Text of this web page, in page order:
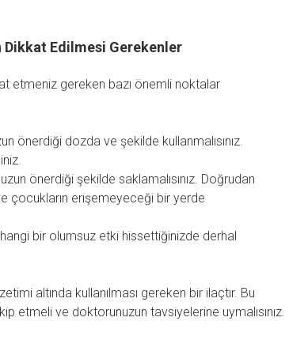
Dikkat Edilmesi Gerekenler
etmeniz gereken bazı önemli noktalar
önerdiği dozda ve şekilde kullanmalısınız.
önerdiği şekilde saklamalısınız. Doğrudan
çocukların erişemeyeceği bir yerde
bir olumsuz etki hissettiğinizde derhal
altında kullanılması gereken bir ilaçtır. Bu
etmeli ve doktorunuzun tavsiyelerine uymalısınız.